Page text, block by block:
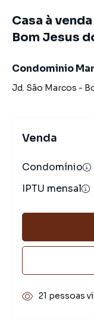
Casa à
Bom Jesus
Condominio
Jd. São Marcos -
Venda
Condomínio
IPTU mensal
21 pessoas